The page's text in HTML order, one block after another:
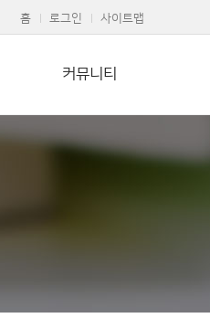
홈 로그인 사이트맵
커뮤니티